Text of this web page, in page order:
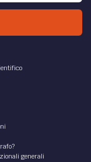
generali